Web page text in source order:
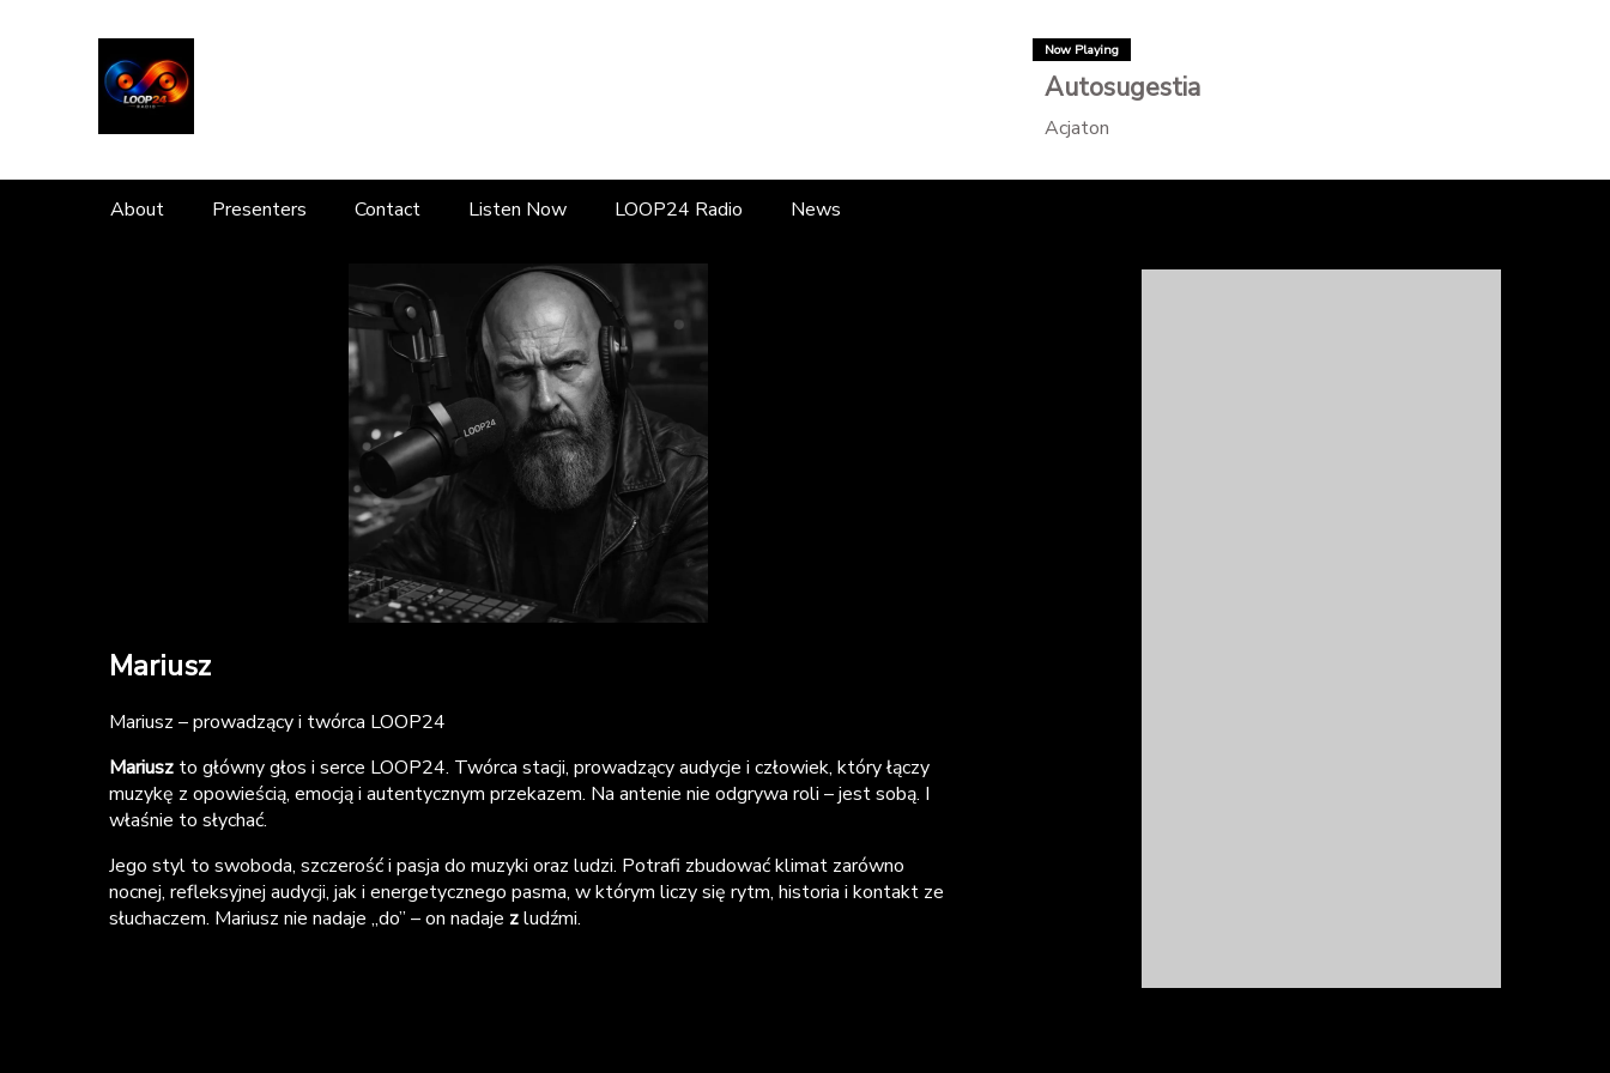
Now Playing
Autosugestia
Acjaton
About Presenters Contact Listen Now LOOP24 Radio News
Mariusz
Mariusz – prowadzący i twórca LOOP24
Mariusz to główny głos i serce LOOP24. Twórca stacji, prowadzący audycje i człowiek, który łączy
muzykę z opowieścią, emocją i autentycznym przekazem. Na antenie nie odgrywa roli – jest sobą. I
właśnie to słychać.
Jego styl to swoboda, szczerość i pasja do muzyki oraz ludzi. Potrafi zbudować klimat zarówno
nocnej, refleksyjnej audycji, jak i energetycznego pasma, w którym liczy się rytm, historia i kontakt ze
słuchaczem. Mariusz nie nadaje „do” – on nadaje zludźmi.